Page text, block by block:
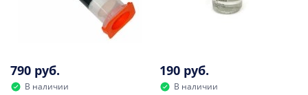
790 руб.
В наличии
190 руб.
В наличии